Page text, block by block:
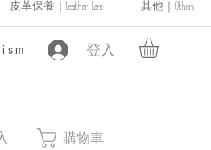
皮革保養｜Leather Care 其他｜Others
登入
購物車